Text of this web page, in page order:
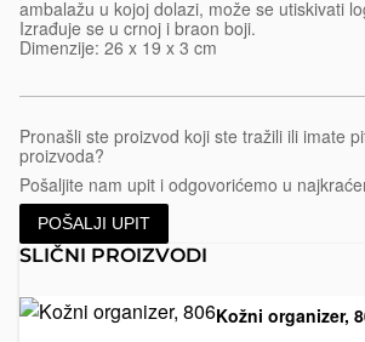
ambalažu u kojoj dolazi, može se utiskivati
Izrađuje se u crnoj i braon boji.
Dimenzije: 26 x 19 x 3 cm
Pronašli ste proizvod koji ste tražili ili imate
proizvoda?
Pošaljite nam upit i odgovorićemo u
POŠALJI UPIT
SLIČNI PROIZVODI
Kožni organizer,